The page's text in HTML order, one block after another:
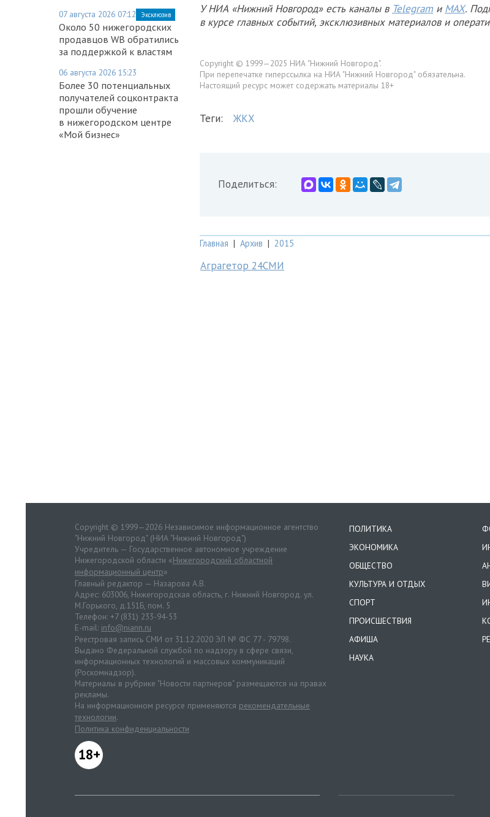
07 августа 2026 07:12 Эксклюзив
Около 50 нижегородских
продавцов WB обратились
за поддержкой к властям
06 августа 2026 15:23
Более 30 потенциальных
получателей соцконтракта
прошли обучение
в нижегородском центре
«Мой бизнес»
У НИА «Нижний Новгород» есть каналы в Telegram и MAX.
в курсе главных событий, эксклюзивных материалов и
Copyright © 1999—2025 НИА "Нижний Новгород".
При перепечатке гиперссылка на НИА "Нижний Новгород" обязательна.
Настоящий ресурс может содержать материалы 18+
Теги: ЖКХ
Поделиться:
Главная | Архив | 2015
Аграгетор 24СМИ
Copyright © 1999—2026 Независимое информационное агентство
"Нижний Новгород" (НИА "Нижний Новгород")
Учредитель — Государственное автономное учреждение
Нижегородской области «Нижегородский областной
информационный центр»
Главный редактор — Назарова А.В.
Адрес: 603006, Нижегородская область, г. Нижний Новгород. ул.
М.Горького, д.151Б, пом. 5
Телефон: +7 (831) 233-94-53
E-mail: info@niann.ru
Реестровая запись СМИ от 31.12.2020 ЭЛ № ФС 77 - 79798.
Выдано Федеральной службой по надзору в сфере связи,
информационных технологий и массовых коммуникаций
(Роскомнадзор).
Материалы в рубрике "Новости партнеров" размещаются на правах
рекламы.
На информационном ресурсе применяются рекомендательные
технологии.
Политика конфиденциальности
18+
ПОЛИТИКА
ЭКОНОМИКА
ОБЩЕСТВО
КУЛЬТУРА И ОТДЫХ
СПОРТ
ПРОИСШЕСТВИЯ
АФИША
НАУКА